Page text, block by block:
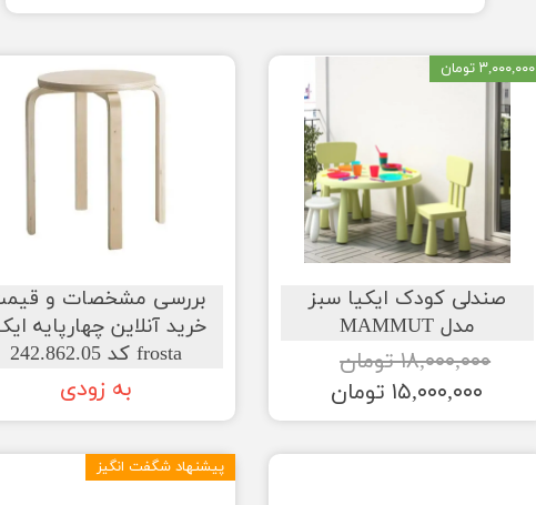
صندلی کودک ایکیا سبز
مدل MAMMUT
۱۸,۰۰۰,۰۰۰ تومان
۱۵,۰۰۰,۰۰۰ تومان
۳,۰۰۰,۰۰۰ تومان
بررسی مشخصات و
خرید آنلاین چهارپایه
frosta کد 242.862.05
به زودی
پیشنهاد شگفت انگیز